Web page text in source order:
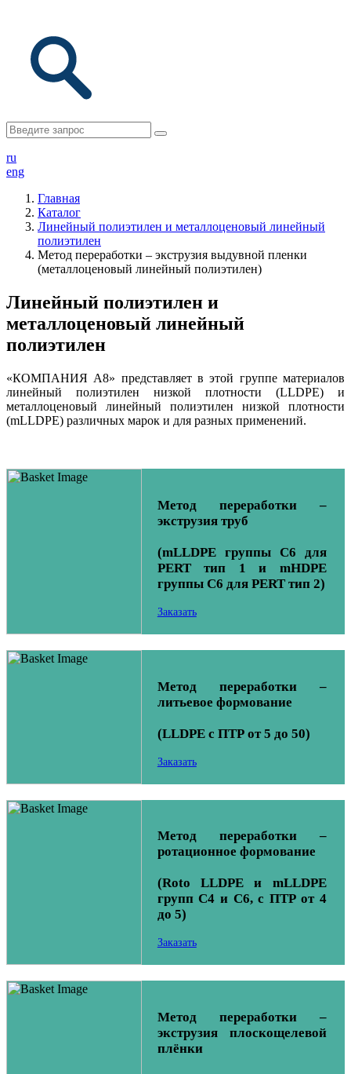
ru
eng
Главная
Каталог
Линейный полиэтилен и металлоценовый линейный
полиэтилен
Метод переработки – экструзия выдувной пленки
(металлоценовый линейный полиэтилен)
Линейный полиэтилен и
металлоценовый линейный
полиэтилен
«КОМПАНИЯ А8» представляет в этой группе материалов
линейный полиэтилен низкой плотности (LLDPE) и
металлоценовый линейный полиэтилен низкой плотности
(mLLDPE) различных марок и для разных применений.
Метод переработки –
экструзия труб
(mLLDPE группы C6 для
PERT тип 1 и mHDPE
группы C6 для PERT тип 2)
Заказать
Метод переработки –
литьевое формование
(LLDPE с ПТР от 5 до 50)
Заказать
Метод переработки –
ротационное формование
(Roto LLDPE и mLLDPE
групп C4 и C6, с ПТР от 4
до 5)
Заказать
Метод переработки –
экструзия плоскощелевой
плёнки